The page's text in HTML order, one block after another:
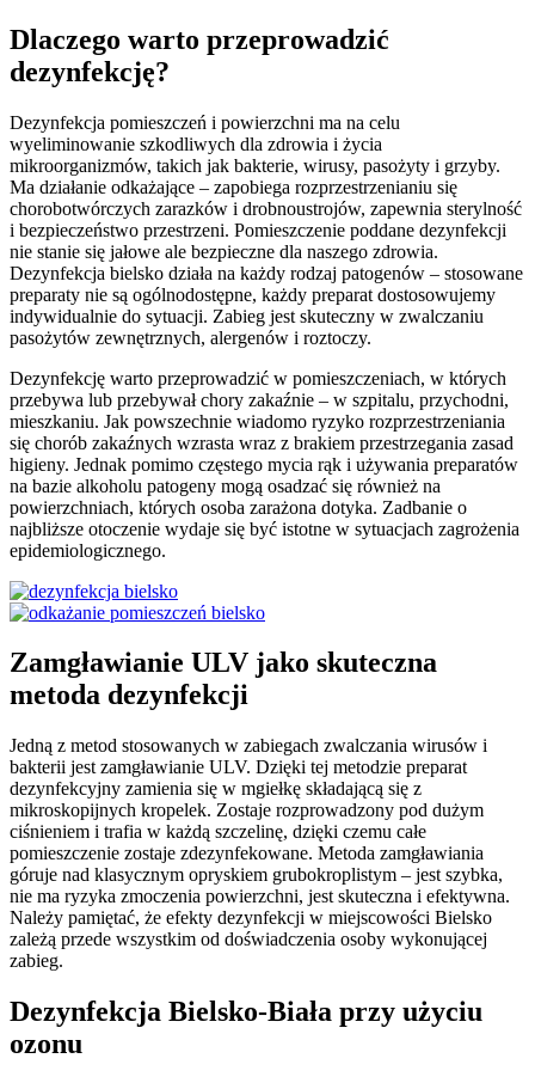
Dlaczego warto przeprowadzić
dezynfekcję?
Dezynfekcja pomieszczeń i powierzchni ma na celu
wyeliminowanie szkodliwych dla zdrowia i życia
mikroorganizmów, takich jak bakterie, wirusy, pasożyty i grzyby.
Ma działanie odkażające – zapobiega rozprzestrzenianiu się
chorobotwórczych zarazków i drobnoustrojów, zapewnia sterylność
i bezpieczeństwo przestrzeni. Pomieszczenie poddane dezynfekcji
nie stanie się jałowe ale bezpieczne dla naszego zdrowia.
Dezynfekcja bielsko działa na każdy rodzaj patogenów – stosowane
preparaty nie są ogólnodostępne, każdy preparat dostosowujemy
indywidualnie do sytuacji. Zabieg jest skuteczny w zwalczaniu
pasożytów zewnętrznych, alergenów i roztoczy.
Dezynfekcję warto przeprowadzić w pomieszczeniach, w których
przebywa lub przebywał chory zakaźnie – w szpitalu, przychodni,
mieszkaniu. Jak powszechnie wiadomo ryzyko rozprzestrzeniania
się chorób zakaźnych wzrasta wraz z brakiem przestrzegania zasad
higieny. Jednak pomimo częstego mycia rąk i używania preparatów
na bazie alkoholu patogeny mogą osadzać się również na
powierzchniach, których osoba zarażona dotyka. Zadbanie o
najbliższe otoczenie wydaje się być istotne w sytuacjach zagrożenia
epidemiologicznego.
Zamgławianie ULV jako skuteczna
metoda dezynfekcji
Jedną z metod stosowanych w zabiegach zwalczania wirusów i
bakterii jest zamgławianie ULV. Dzięki tej metodzie preparat
dezynfekcyjny zamienia się w mgiełkę składającą się z
mikroskopijnych kropelek. Zostaje rozprowadzony pod dużym
ciśnieniem i trafia w każdą szczelinę, dzięki czemu całe
pomieszczenie zostaje zdezynfekowane. Metoda zamgławiania
góruje nad klasycznym opryskiem grubokroplistym – jest szybka,
nie ma ryzyka zmoczenia powierzchni, jest skuteczna i efektywna.
Należy pamiętać, że efekty dezynfekcji w miejscowości Bielsko
zależą przede wszystkim od doświadczenia osoby wykonującej
zabieg.
Dezynfekcja Bielsko-Biała przy użyciu
ozonu